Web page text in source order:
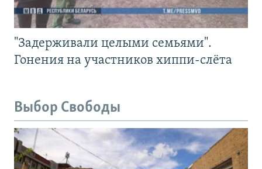
"Задерживали целыми семьями".
Гонения на участников хиппи-слёта
Выбор Свободы